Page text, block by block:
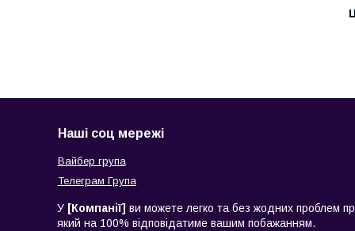
Наші соц мережі
Вайбер група
Телеграм Група
У [Компанії] ви можете легко та без жодних проблем
який на 100% відповідатиме вашим побажанням.